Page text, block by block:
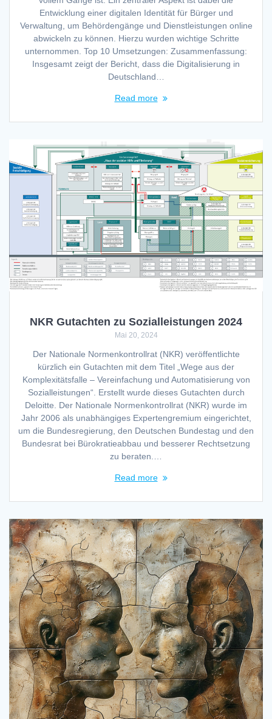
Entwicklung einer digitalen Identität für Bürger und
Verwaltung, um Behördengänge und Dienstleistungen online
abwickeln zu können. Hierzu wurden wichtige Schritte
unternommen. Top 10 Umsetzungen: Zusammenfassung:
Insgesamt zeigt der Bericht, dass die Digitalisierung in
Deutschland…
Read more
NKR Gutachten zu Sozialleistungen 2024
Mai 20, 2024
Der Nationale Normenkontrollrat (NKR) veröffentlichte
kürzlich ein Gutachten mit dem Titel „Wege aus der
Komplexitätsfalle – Vereinfachung und Automatisierung von
Sozialleistungen“. Erstellt wurde dieses Gutachten durch
Deloitte. Der Nationale Normenkontrollrat (NKR) wurde im
Jahr 2006 als unabhängiges Expertengremium eingerichtet,
um die Bundesregierung, den Deutschen Bundestag und den
Bundesrat bei Bürokratieabbau und besserer Rechtsetzung
zu beraten.…
Read more